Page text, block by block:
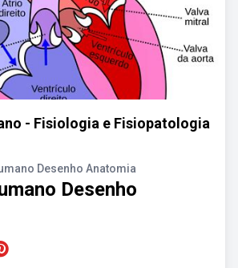
- Fisiologia e Fisiopatologia
Desenho Anatomia
Desenho